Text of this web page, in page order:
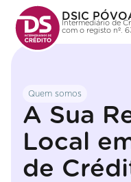
DSIC
Intermediário de
com o registo nº.
Quem somos
A Sua
Local
de